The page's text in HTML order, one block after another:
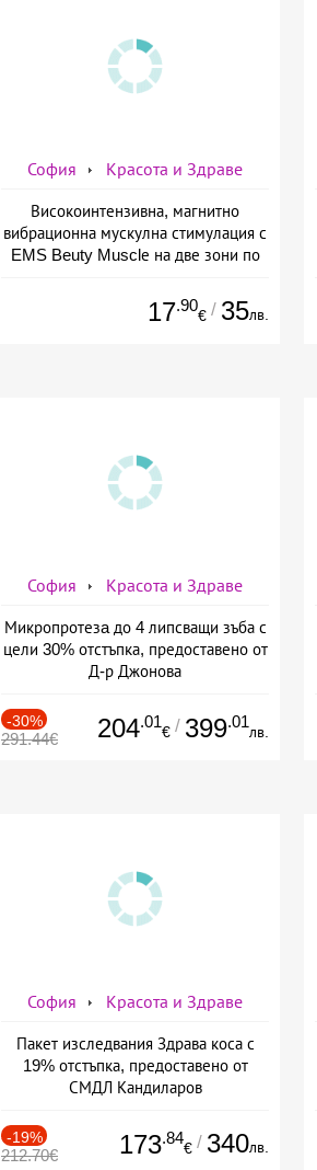
София Красота и Здраве
Високоинтензивна, магнитно
вибрационна мускулна стимулация с
EMS Beuty Musclе на две зони по
Естетичен център Симона
17.90
€ / 35лв.
София Красота и Здраве
Микропротезa до 4 липсващи зъба с
цели 30% отстъпка, предоставено от
Д-р Джонова
-30%
291.44€ 204.01
€ / 399.01
лв.
София Красота и Здраве
Пакет изследвания Здрава коса с
19% отстъпка, предоставено от
СМДЛ Кандиларов
-19%
212.70€ 173.84
€ / 340лв.